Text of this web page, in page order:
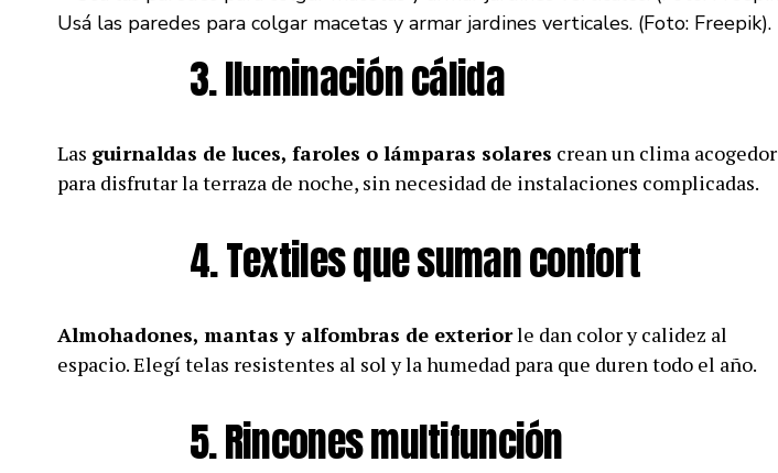
Usá las paredes para colgar macetas y armar jardines verticales. (Foto: Freepik).
3. Iluminación cálida
Las guirnaldas de luces, faroles o lámparas solares crean un clima acogedor
para disfrutar la terraza de noche, sin necesidad de instalaciones complicadas.
4. Textiles que suman confort
Almohadones, mantas y alfombras de exteriorle dan color y calidez al
espacio. Elegí telas resistentes al sol y la humedad para que duren todo el año.
5. Rincones multifunción